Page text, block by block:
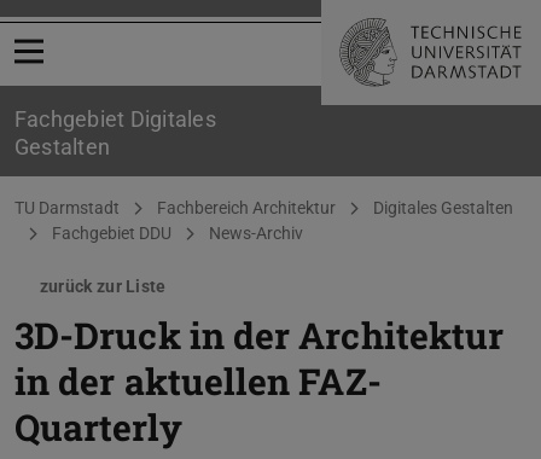
Menü öffnen
Fachgebiet Digitales
Gestalten
Sie befinden sich hier:
TU Darmstadt Fachbereich Architektur
Digitales Gestalten
Fachgebiet DDU
News-Archiv
zurück zur Liste
3D-Druck in der Architektur
in der aktuellen FAZ-
Quarterly